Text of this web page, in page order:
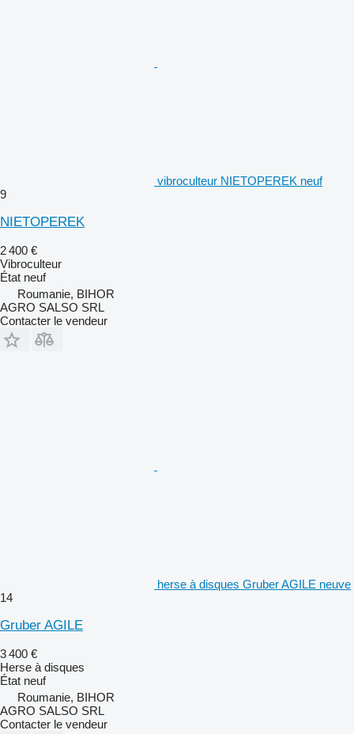
vibroculteur NIETOPEREK neuf
9
NIETOPEREK
2 400 €
Vibroculteur
État neuf
Roumanie, BIHOR
AGRO SALSO SRL
Contacter le vendeur
herse à disques Gruber AGILE neuve
14
Gruber AGILE
3 400 €
Herse à disques
État neuf
Roumanie, BIHOR
AGRO SALSO SRL
Contacter le vendeur